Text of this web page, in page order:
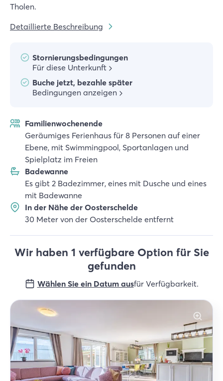
Tholen.
Detaillierte Beschreibung
Stornierungsbedingungen
Für diese Unterkunft
Buche jetzt, bezahle später
Bedingungen anzeigen
Familienwochenende
Geräumiges Ferienhaus für 8 Personen auf einer
Ebene, mit Swimmingpool, Sportanlagen und
Spielplatz im Freien
Badewanne
Es gibt 2 Badezimmer, eines mit Dusche und eines
mit Badewanne
In der Nähe der Oosterschelde
30 Meter von der Oosterschelde entfernt
Wir haben 1 verfügbare Option für Sie
gefunden
Wählen Sie ein Datum ausfür Verfügbarkeit.